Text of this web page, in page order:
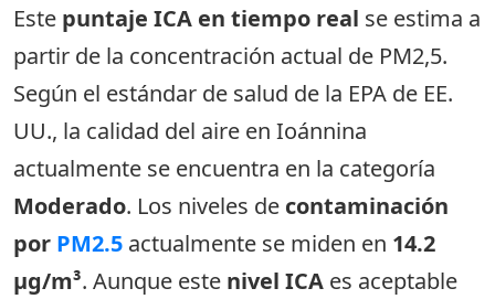
Este puntaje ICA en tiempo real se estima a
partir de la concentración actual de PM2,5.
Según el estándar de salud de la EPA de EE.
UU., la calidad del aire en Ioánnina
actualmente se encuentra en la categoría
Moderado. Los niveles de contaminación
por PM2.5 actualmente se miden en 14.2
µg/m³. Aunque este nivel ICA es aceptable